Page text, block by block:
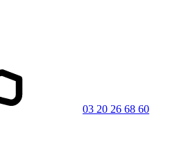
03 20 26 68 60